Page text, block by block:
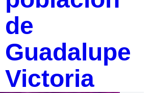
de
Guadalupe
Victoria